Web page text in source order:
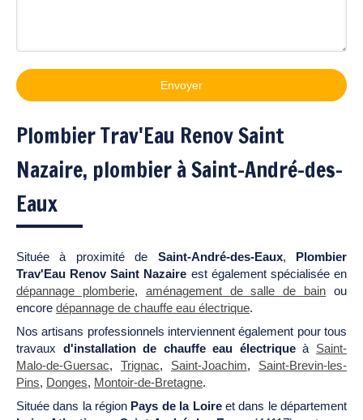
Envoyer
Plombier Trav'Eau Renov Saint
Nazaire, plombier à Saint-André-des-
Eaux
Située à proximité de Saint-André-des-Eaux, Plombier
Trav'Eau Renov Saint Nazaire est également spécialisée en
dépannage plomberie, aménagement de salle de bain ou
encore dépannage de chauffe eau électrique.
Nos artisans professionnels interviennent également pour tous
travaux d'installation de chauffe eau électriqueà Saint-
Malo-de-Guersac, Trignac, Saint-Joachim, Saint-Brevin-les-
Pins, Donges, Montoir-de-Bretagne.
Située dans la région Pays de la Loireet dans le département